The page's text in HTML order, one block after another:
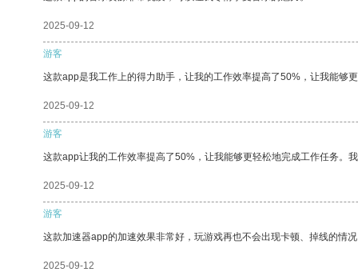
2025-09-12
游客
这款app是我工作上的得力助手，让我的工作效率提高了50%，让我能够
2025-09-12
游客
这款app让我的工作效率提高了50%，让我能够更轻松地完成工作任务。
2025-09-12
游客
这款加速器app的加速效果非常好，玩游戏再也不会出现卡顿、掉线的情
2025-09-12